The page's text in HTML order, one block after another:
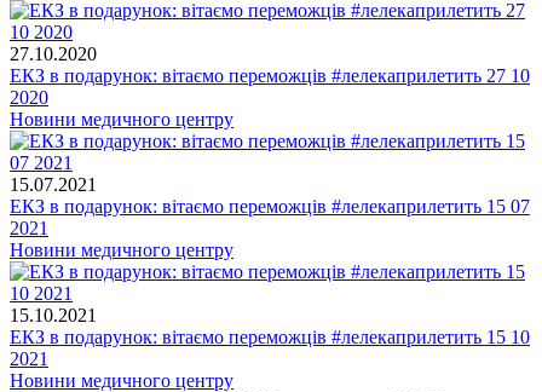
27.10.2020
ЕКЗ в подарунок: вітаємо переможців #лелекаприлетить 27 10
2020
Новини медичного центру
15.07.2021
ЕКЗ в подарунок: вітаємо переможців #лелекаприлетить 15 07
2021
Новини медичного центру
15.10.2021
ЕКЗ в подарунок: вітаємо переможців #лелекаприлетить 15 10
2021
Новини медичного центру